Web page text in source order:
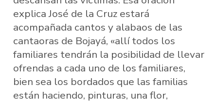
explica José de la Cruz estará
acompañada cantos y alabaos de las
cantaoras de Bojayá, «allí todos los
familiares tendrán la posibilidad de llevar
ofrendas a cada uno de los familiares,
bien sea los bordados que las familias
están haciendo, pinturas, una flor,